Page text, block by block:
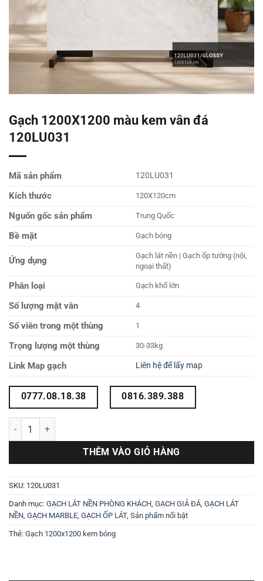
Gạch 1200X1200 màu kem vân đá
120LU031
Mã sản phẩm 120LU031
Kích thước 120X120cm
Nguốn gốc sản phẩm Trung Quốc
Bề mặt Gạch bóng
Ứng dụng
Gạch lát nền | Gạch ốp tường (nội,
ngoại thất)
Phân loại Gạch khổ lớn
Số lượng mặt vân 4
Số viên trong một thùng 1
Trọng lượng một thùng 30-33kg
Link Map gạch Liên hệ để lấy map
0777.08.18.38 0816.389.388
Gạch 1200X1200 màu kem vân đá 120LU031 số lượng
THÊM VÀO GIỎ HÀNG
SKU: 120LU031
Danh mục: GẠCH LÁT NỀN PHÒNG KHÁCH, GẠCH GIẢ ĐÁ, GẠCH LÁT
NỀN, GẠCH MARBLE, GẠCH ỐP LÁT, Sản phẩm nổi bật
Thẻ: Gạch 1200x1200 kem bóng